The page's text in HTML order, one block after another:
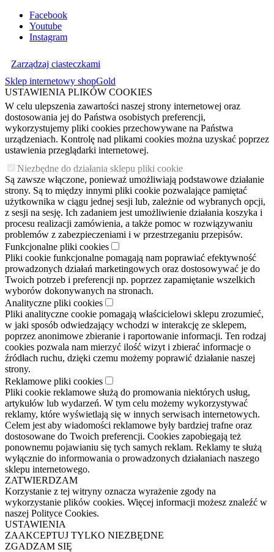
Facebook
Youtube
Instagram
Zarządzaj ciasteczkami
Sklep internetowy shopGold
USTAWIENIA PLIKÓW COOKIES
W celu ulepszenia zawartości naszej strony internetowej oraz
dostosowania jej do Państwa osobistych preferencji,
wykorzystujemy pliki cookies przechowywane na Państwa
urządzeniach. Kontrolę nad plikami cookies można uzyskać poprzez
ustawienia przeglądarki internetowej.
Niezbędne do działania sklepu pliki cookie
Są zawsze włączone, ponieważ umożliwiają podstawowe działanie
strony. Są to między innymi pliki cookie pozwalające pamiętać
użytkownika w ciągu jednej sesji lub, zależnie od wybranych opcji,
z sesji na sesję. Ich zadaniem jest umożliwienie działania koszyka i
procesu realizacji zamówienia, a także pomoc w rozwiązywaniu
problemów z zabezpieczeniami i w przestrzeganiu przepisów.
Funkcjonalne pliki cookies
Pliki cookie funkcjonalne pomagają nam poprawiać efektywność
prowadzonych działań marketingowych oraz dostosowywać je do
Twoich potrzeb i preferencji np. poprzez zapamiętanie wszelkich
wyborów dokonywanych na stronach.
Analityczne pliki cookies
Pliki analityczne cookie pomagają właścicielowi sklepu zrozumieć,
w jaki sposób odwiedzający wchodzi w interakcję ze sklepem,
poprzez anonimowe zbieranie i raportowanie informacji. Ten rodzaj
cookies pozwala nam mierzyć ilość wizyt i zbierać informacje o
źródłach ruchu, dzięki czemu możemy poprawić działanie naszej
strony.
Reklamowe pliki cookies
Pliki cookie reklamowe służą do promowania niektórych usług,
artykułów lub wydarzeń. W tym celu możemy wykorzystywać
reklamy, które wyświetlają się w innych serwisach internetowych.
Celem jest aby wiadomości reklamowe były bardziej trafne oraz
dostosowane do Twoich preferencji. Cookies zapobiegają też
ponownemu pojawianiu się tych samych reklam. Reklamy te służą
wyłącznie do informowania o prowadzonych działaniach naszego
sklepu internetowego.
ZATWIERDZAM
Korzystanie z tej witryny oznacza wyrażenie zgody na
wykorzystanie plików cookies. Więcej informacji możesz znaleźć w
naszej Polityce Cookies.
USTAWIENIA
ZAAKCEPTUJ TYLKO NIEZBĘDNE
ZGADZAM SIĘ